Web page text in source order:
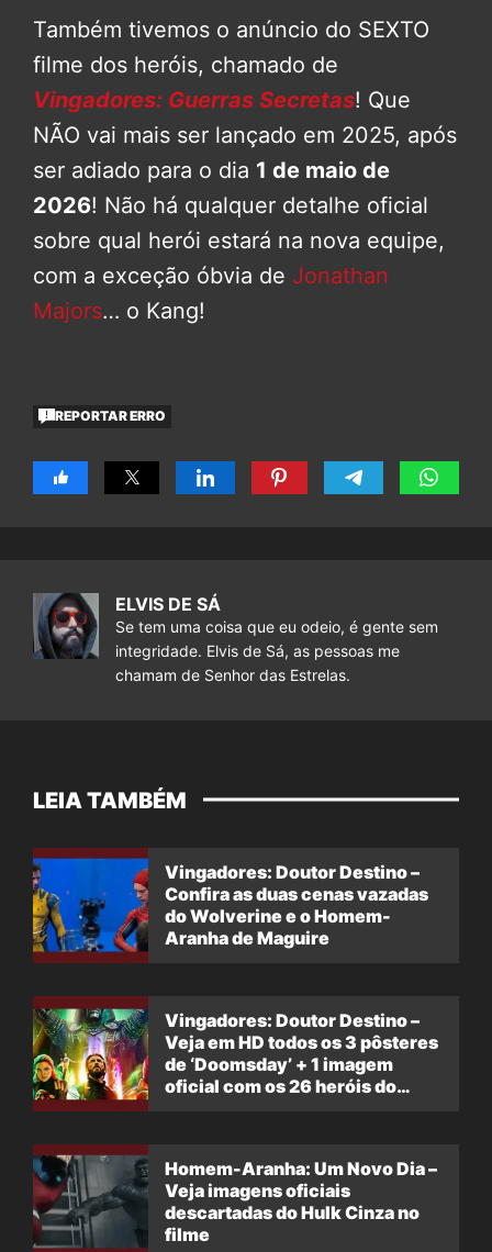
Também tivemos o anúncio do SEXTO
filme dos heróis, chamado de
Vingadores: Guerras Secretas! Que
NÃO vai mais ser lançado em 2025, após
ser adiado para o dia 1 de maio de
2026! Não há qualquer detalhe oficial
sobre qual herói estará na nova equipe,
com a exceção óbvia de Jonathan
Majors… o Kang!
REPORTAR ERRO
ELVIS DE SÁ
Se tem uma coisa que eu odeio, é gente sem
integridade. Elvis de Sá, as pessoas me
chamam de Senhor das Estrelas.
LEIA TAMBÉM
Vingadores: Doutor Destino –
Confira as duas cenas vazadas
do Wolverine e o Homem-
Aranha de Maguire
Vingadores: Doutor Destino –
Veja em HD todos os 3 pôsteres
de ‘Doomsday’ + 1 imagem
oficial com os 26 heróis do
Homem-Aranha: Um Novo Dia –
Veja imagens oficiais
descartadas do Hulk Cinza no
filme